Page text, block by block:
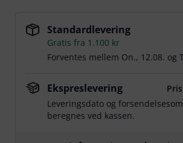
Standardlevering
Gratis fra 1.100 kr
Forventes mellem On., 12.08. og
Ekspreslevering
Leveringsdato og
beregnes ved kassen.